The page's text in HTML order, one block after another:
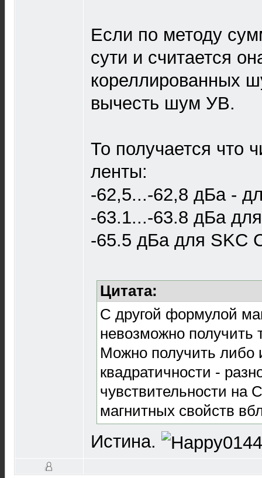
Если по методу
сути и считается
кореллированных
вычесть шум УВ.
То получается что
ленты:
-62,5...-62,8 дБа -
-63.1...-63.8 дБа
-65.5 дБа для SKC
Цитата:
С другой формулой
невозможно получить
Можно получить либо
квадратичности -
чувствительности на
магнитных свойств
Истина.